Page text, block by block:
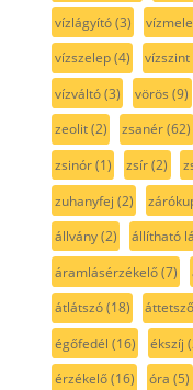
vízlágyító(3)
vízszelep(4) vízszint
vízváltó(3) vörös (9)
zeolit(2) zsanér(62)
zsinór(1) zsír(2)
zuhanyfej (2)
állvány(2) állítható
áramlásérzékelő(7)
átlátszó(18) áttetsző
égőfedél (16) ékszíj
érzékelő(16) óra (5)